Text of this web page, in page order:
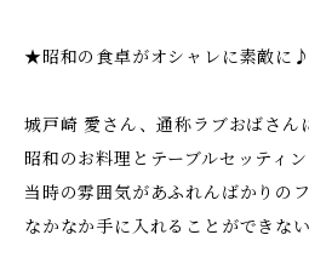
★昭和の食卓がオシャレに素敵
城戸崎 愛さん、通称ラブおばさん
昭和のお料理とテーブルセッティ
当時の雰囲気があふれんばかりの
なかなか手に入れることができな